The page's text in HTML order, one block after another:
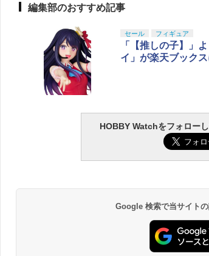
編集部のおすすめ記事
セール フィギュア
「【推しの子】」
イ」が楽天ブック
HOBBY Watchをフォロー
Google 検索で当サイト